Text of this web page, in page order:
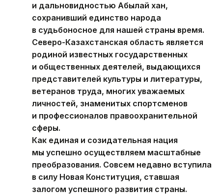
и дальновидностью Абылай хан,
сохранивший единство народа
в судьбоносное для нашей страны время.
Северо-Казахстанская область является
родиной известных государственных
и общественных деятелей, выдающихся
представителей культуры и литературы,
ветеранов труда, многих уважаемых
личностей, знаменитых спортсменов
и профессионалов правоохранительной
сферы.
Как единая и созидательная нация
мы успешно осуществляем масштабные
преобразования. Совсем недавно вступила
в силу Новая Конституция, ставшая
залогом успешного развития страны.